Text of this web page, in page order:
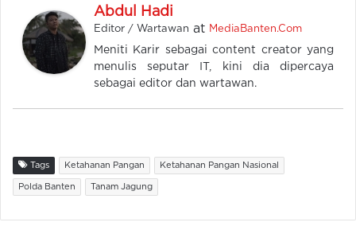
Abdul Hadi
Editor / Wartawan at MediaBanten.Com
Meniti Karir sebagai content creator yang
menulis seputar IT, kini dia dipercaya
sebagai editor dan wartawan.
Tags Ketahanan Pangan Ketahanan Pangan Nasional
Polda Banten Tanam Jagung